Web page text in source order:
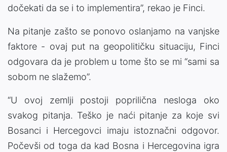
dočekati da se i to implementira”, rekao je Finci.
Na pitanje zašto se ponovo oslanjamo na vanjske
faktore - ovaj put na geopolitičku situaciju, Finci
odgovara da je problem u tome što se mi “sami sa
sobom ne slažemo”.
“U ovoj zemlji postoji poprilična nesloga oko
svakog pitanja. Teško je naći pitanje za koje svi
Bosanci i Hercegovci imaju istoznačni odgovor.
Počevši od toga da kad Bosna i Hercegovina igra